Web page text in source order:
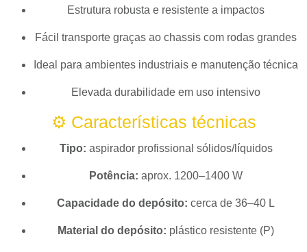
Estrutura robusta e resistente a impactos
Fácil transporte graças ao chassis com rodas grandes
Ideal para ambientes industriais e manutenção técnica
Elevada durabilidade em uso intensivo
⚙️ Características técnicas
Tipo: aspirador profissional sólidos/líquidos
Potência: aprox. 1200–1400 W
Capacidade do depósito: cerca de 36–40 L
Material do depósito: plástico resistente (P)